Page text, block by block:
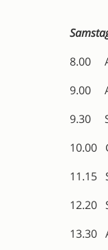
8.00
9.00
9.30
10.00
11.15
12.20
13.30